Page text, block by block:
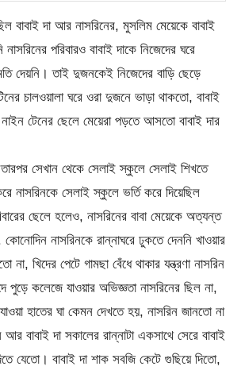
বাবাই দা আর নাসরিনের, মুসলিম মেয়েকে বাবাই
পরিবারও বাবাই দাকে নিজেদের ঘরে
দেয়নি। তাই দুজনকেই নিজেদের বাড়ি ছেড়ে
চালওয়ালা ঘরে ওরা দুজনে ভাড়া থাকতো, বাবাই
টেনের ছেলে মেয়েরা পড়তে আসতো বাবাই দার
সেখান থেকে সেলাই স্কুলে সেলাই শিখতে
নাসরিনকে সেলাই স্কুলে ভর্তি করে দিয়েছিল
ছেলে হলেও, নাসরিনের বাবা মেয়েকে অত্যন্ত
নাসরিনকে রান্নাঘরে ঢুকতে দেননি খাওয়ার
না, খিদের পেটে গামছা বেঁধে থাকার যন্ত্রণা নাসরিন
পুড়ে কলেজে যাওয়ার অভিজ্ঞতা নাসরিনের ছিল না,
হাতের ঘা কেমন দেখতে হয়, নাসরিন জানতো না
বাবাই দা সকালের রান্নাটা একসাথে সেরে বাবাই
যেতো। বাবাই দা শাক সবজি কেটে গুছিয়ে দিতো,